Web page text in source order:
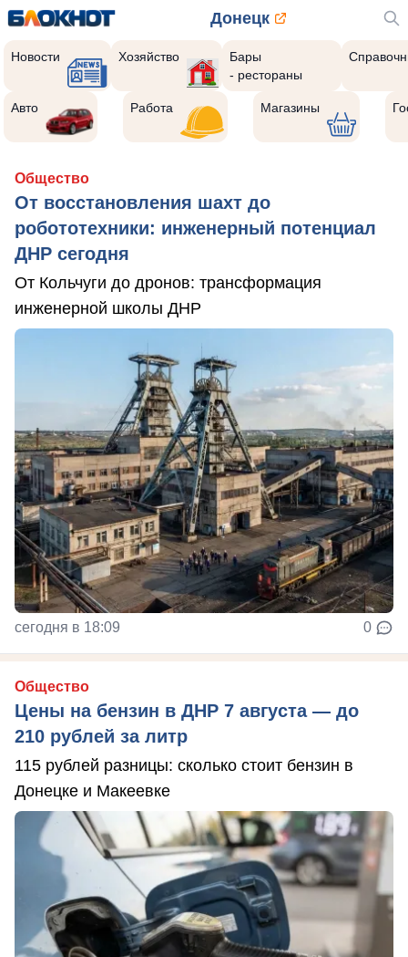
Донецк
Новости Хозяйство
Бары
- рестораны
Авто Работа Магазины
Общество
От восстановления шахт до
робототехники: инженерный потенциал
ДНР сегодня
От Кольчуги до дронов: трансформация
инженерной школы ДНР
сегодня в 18:09 0
Общество
Цены на бензин в ДНР 7 августа — до
210 рублей за литр
115 рублей разницы: сколько стоит бензин в
Донецке и Макеевке